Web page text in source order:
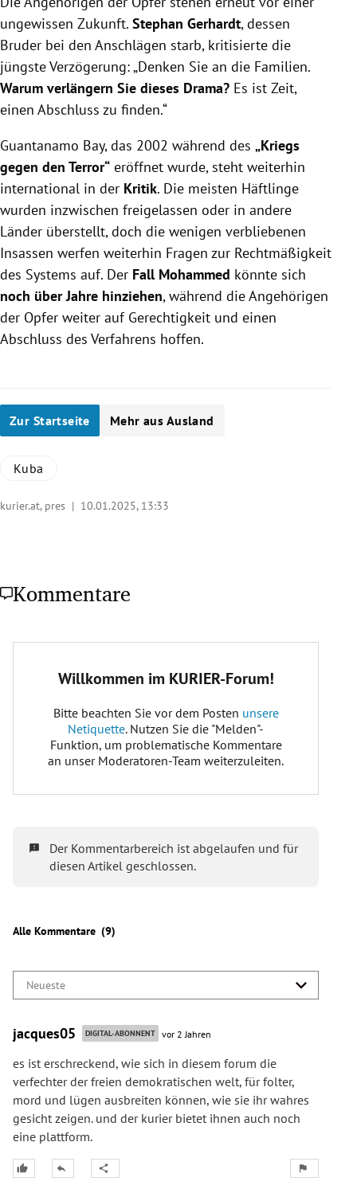
ungewissen Zukunft. Stephan Gerhardt, dessen
Bruder bei den Anschlägen starb, kritisierte die
jüngste Verzögerung: „Denken Sie an die Familien.
Warum verlängern Sie dieses Drama? Es ist Zeit,
einen Abschluss zu finden.“
Guantanamo Bay, das 2002 während des „Kriegs
gegen den Terror“ eröffnet wurde, steht weiterhin
international in der Kritik. Die meisten Häftlinge
wurden inzwischen freigelassen oder in andere
Länder überstellt, doch die wenigen verbliebenen
Insassen werfen weiterhin Fragen zur Rechtmäßigkeit
des Systems auf. Der Fall Mohammed könnte sich
noch über Jahre hinziehen, während die Angehörigen
der Opfer weiter auf Gerechtigkeit und einen
Abschluss des Verfahrens hoffen.
Zur Startseite Mehr aus Ausland
Kuba
kurier.at, pres | 10.01.2025, 13:33
Kommentare